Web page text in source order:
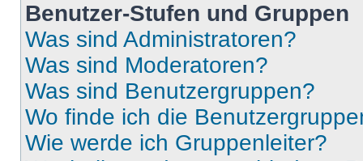
Benutzer-Stufen und Gruppen
Was sind Administratoren?
Was sind Moderatoren?
Was sind Benutzergruppen?
Wo finde ich die
Wie werde ich Gruppenleiter?